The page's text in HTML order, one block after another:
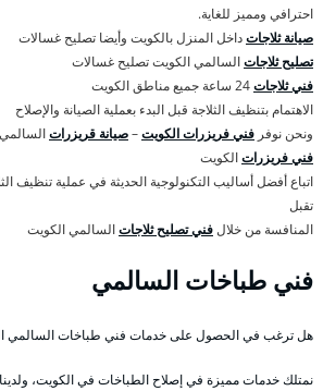
احترافي ومميز للغاية.
صيانة ثلاجاتداخل المنزل بالكويت وأيضا تصليح غسالات
تصليح ثلاجاتالسالمي الكويت تصليح غسالات
فني ثلاجات
الاهتمام بتنظيف الثلاجة قبل البدء بعملية الصيانة والإصلاح
ونحن نوفر فني فريزرات الكويت–صيانة قريزرات
فني فريزراتالكويت
اتباع أفضل أساليب التكنولوجية الحديثة في عملية تنظيف
تقبل
المنافسة من خلالفني تصليح ثلاجاتالسالمي الكويت
فني طباخات السالمي
هل ترغب في الحصول على خدمات فني طباخات السالمي
نمتلك خدمات مميزة في إصلاح الطباخات في الكويت، ولدينا